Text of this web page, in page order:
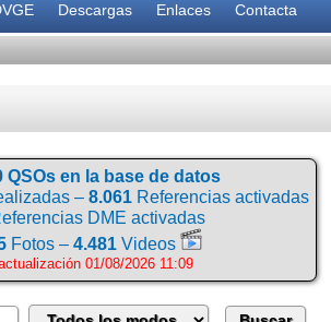
Descargas Enlaces Contacta
QSOs en la base de datos
– 8.061Referencias activadas
DME activadas
Fotos – 4.481 Videos
01/08/2026 11:09